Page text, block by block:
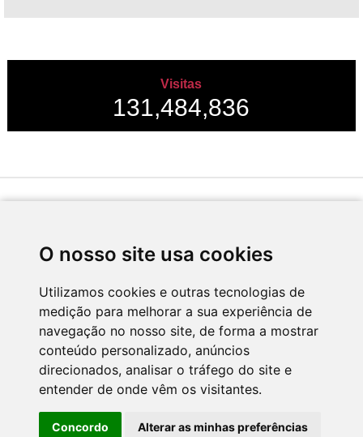
O nosso site usa cookies
Utilizamos cookies e outras tecnologias de
medição para melhorar a sua experiência de
navegação no nosso site, de forma a mostrar
conteúdo personalizado, anúncios
direcionados, analisar o tráfego do site e
entender de onde vêm os visitantes.
Concordo Alterar as minhas preferências
Visitas
131,484,836